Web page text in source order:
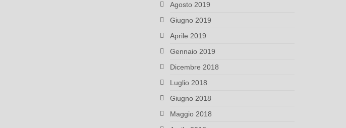
Agosto 2019
Giugno 2019
Aprile 2019
Gennaio 2019
Dicembre 2018
Luglio 2018
Giugno 2018
Maggio 2018